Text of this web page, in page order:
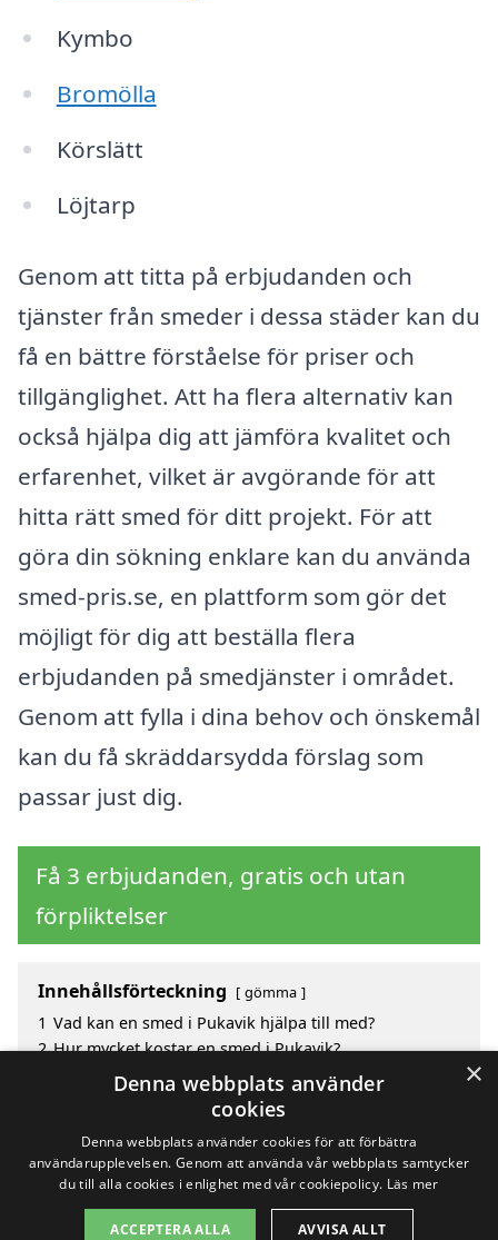
Kymbo
Bromölla
Körslätt
Löjtarp
Genom att titta på erbjudanden och
tjänster från smeder i dessa städer kan du
få en bättre förståelse för priser och
tillgänglighet. Att ha flera alternativ kan
också hjälpa dig att jämföra kvalitet och
erfarenhet, vilket är avgörande för att
hitta rätt smed för ditt projekt. För att
göra din sökning enklare kan du använda
smed-pris.se, en plattform som gör det
möjligt för dig att beställa flera
erbjudanden på smedjänster i området.
Genom att fylla i dina behov och önskemål
kan du få skräddarsydda förslag som
passar just dig.
Få 3 erbjudanden, gratis och utan
förpliktelser
Innehållsförteckning gömma
1 Vad kan en smed i Pukavik hjälpa till med?
2 Hur mycket kostar en smed i Pukavik?
Fördelar med att välja smed i Pukavik
Sök efter en skicklig smed i de omgivande städerna
Copyright 2026 - Pilanto Aps
×
Denna webbplats använder
cookies
Denna webbplats använder cookies för att förbättra
användarupplevelsen. Genom att använda vår webbplats samtycker
du till alla cookies i enlighet med vår cookiepolicy. Läs mer
ACCEPTERA ALLA AVVISA ALLT